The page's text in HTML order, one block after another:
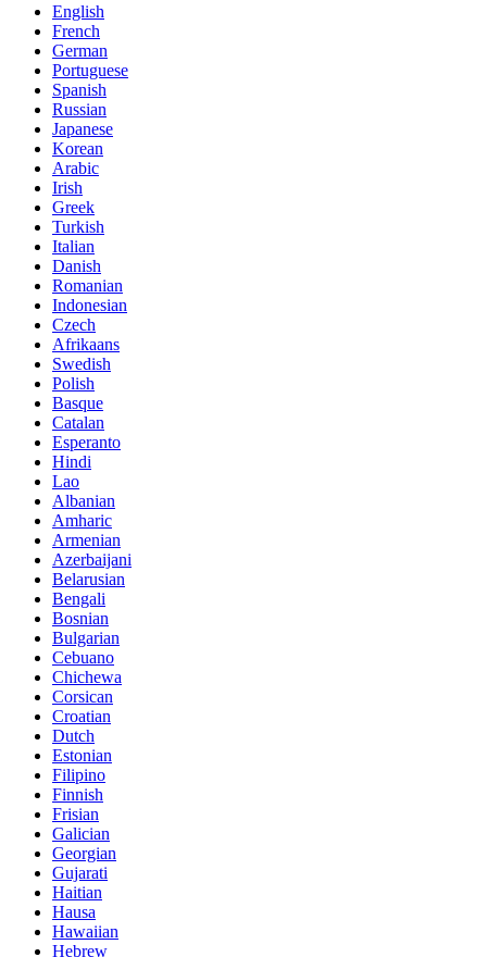
English
French
German
Portuguese
Spanish
Russian
Japanese
Korean
Arabic
Irish
Greek
Turkish
Italian
Danish
Romanian
Indonesian
Czech
Afrikaans
Swedish
Polish
Basque
Catalan
Esperanto
Hindi
Lao
Albanian
Amharic
Armenian
Azerbaijani
Belarusian
Bengali
Bosnian
Bulgarian
Cebuano
Chichewa
Corsican
Croatian
Dutch
Estonian
Filipino
Finnish
Frisian
Galician
Georgian
Gujarati
Haitian
Hausa
Hawaiian
Hebrew